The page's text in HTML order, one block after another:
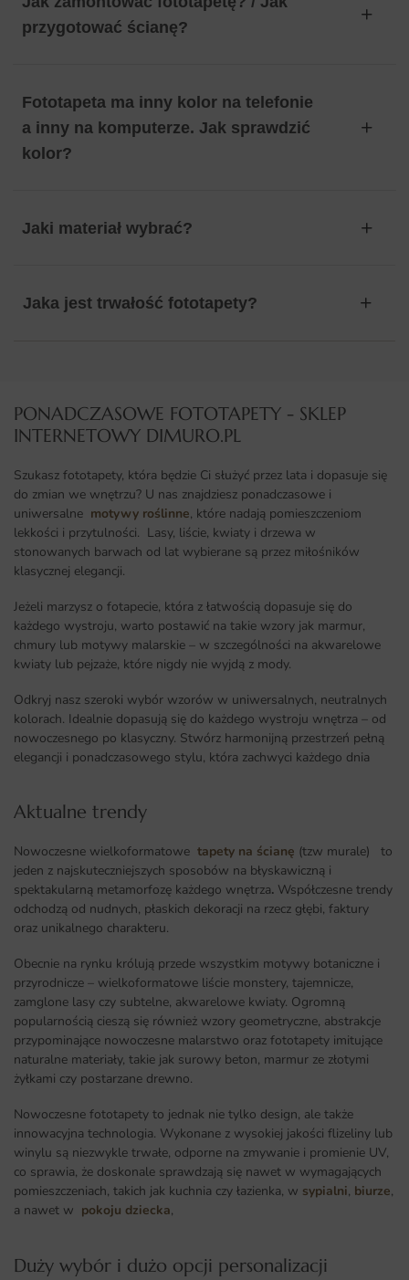
przygotować ścianę?
Fototapeta ma inny kolor na telefonie
a inny na komputerze. Jak sprawdzić
kolor?
Jaki materiał wybrać?
Jaka jest trwałość fototapety?
PONADCZASOWE FOTOTAPETY - SKLEP
INTERNETOWY DIMURO.PL​
Szukasz fototapety, która będzie Ci służyć przez lata i dopasuje się
do zmian we wnętrzu? U nas znajdziesz ponadczasowe i
uniwersalne motywy roślinne, które nadają pomieszczeniom
lekkości i przytulności. Lasy, liście, kwiaty i drzewa w
stonowanych barwach od lat wybierane są przez miłośników
klasycznej elegancji.
Jeżeli marzysz o fotapecie, która z łatwością dopasuje się do
każdego wystroju, warto postawić na takie wzory jak marmur,
chmury lub motywy malarskie – w szczególności na akwarelowe
kwiaty lub pejzaże, które nigdy nie wyjdą z mody.
Odkryj nasz szeroki wybór wzorów w uniwersalnych, neutralnych
kolorach. Idealnie dopasują się do każdego wystroju wnętrza – od
nowoczesnego po klasyczny. Stwórz harmonijną przestrzeń pełną
elegancji i ponadczasowego stylu, która zachwyci każdego dnia
Aktualne trendy​
Nowoczesne wielkoformatowe tapety na ścianę (tzw murale) to
jeden z najskuteczniejszych sposobów na błyskawiczną i
spektakularną metamorfozę każdego wnętrza. Współczesne trendy
odchodzą od nudnych, płaskich dekoracji na rzecz głębi, faktury
oraz unikalnego charakteru.
Obecnie na rynku królują przede wszystkim motywy botaniczne i
przyrodnicze – wielkoformatowe liście monstery, tajemnicze,
zamglone lasy czy subtelne, akwarelowe kwiaty. Ogromną
popularnością cieszą się również wzory geometryczne, abstrakcje
przypominające nowoczesne malarstwo oraz fototapety imitujące
naturalne materiały, takie jak surowy beton, marmur ze złotymi
żyłkami czy postarzane drewno.
Nowoczesne fototapety to jednak nie tylko design, ale także
innowacyjna technologia. Wykonane z wysokiej jakości flizeliny lub
winylu są niezwykle trwałe, odporne na zmywanie i promienie UV,
co sprawia, że doskonale sprawdzają się nawet w wymagających
pomieszczeniach, takich jak kuchnia czy łazienka, w sypialni, biurze,
a nawet w pokoju dziecka,
Duży wybór i dużo opcji personalizacji ​